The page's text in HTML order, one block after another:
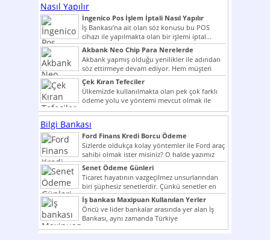
Nasıl Yapılır
İngenico Pos İşlem İptali Nasıl Yapılır
İş Bankası’na ait olan söz konusu bu POS
cihazı ile yapılmakta olan bir işlemi iptal...
Akbank Neo Chip Para Nerelerde
Kullanılır?
Akbank yapmış olduğu yenilikler ile adından
söz ettirmeye devam ediyor. Hem müşteri
potansiyelini arttırmak hem...
Çek Kıran Tefeciler
Ülkemizde kullanılmakta olan pek çok farklı
ödeme yolu ve yöntemi mevcut olmak ile
beraber bunlar...
Bilgi Bankası
Ford Finans Kredi Borcu Ödeme
Sizlerde oldukça kolay yöntemler ile Ford araç
sahibi olmak ister misiniz? O halde yazımız
ilginizi...
Senet Ödeme Günleri
Ticaret hayatının vazgeçilmez unsurlarından
biri şüphesiz senetlerdir. Çünkü senetler en
çok kullanılan ödeme araçlarıdır. Taksitler...
İş bankası Maxipuan Kullanılan Yerler
Öncü ve lider bankalar arasında yer alan İş
Bankası, aynı zamanda Türkiye
Cumhuriyeti’nin ilk milli...